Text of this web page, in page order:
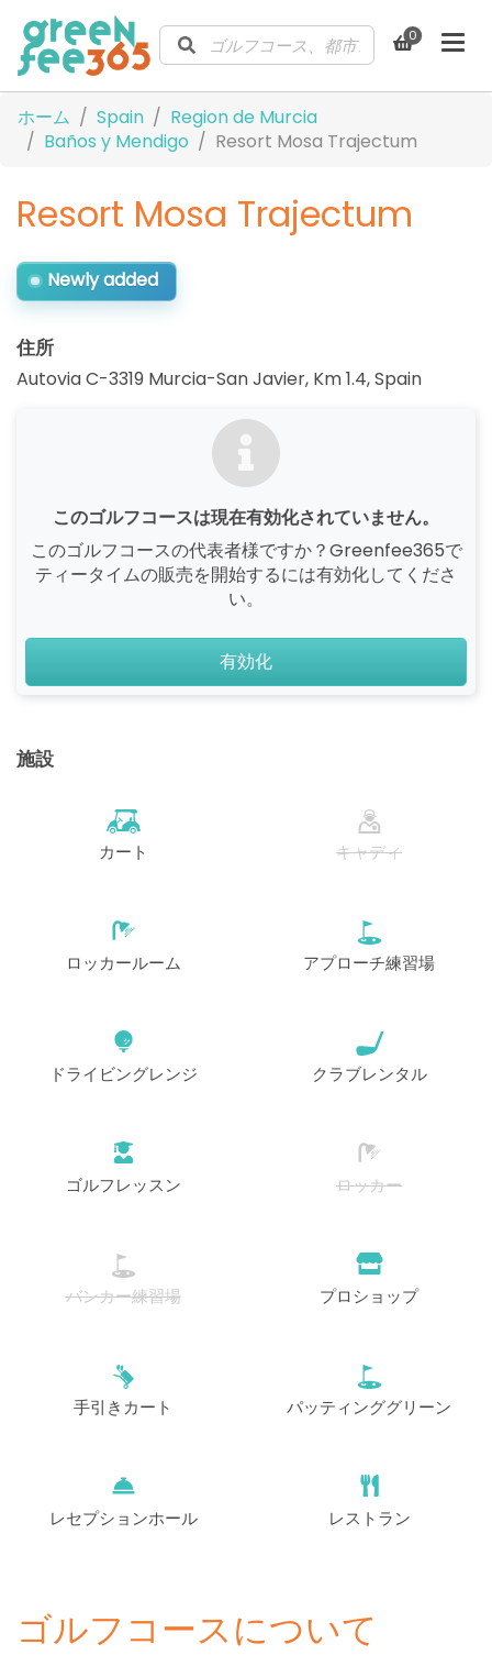
0
ホーム Spain
Region de Murcia
Baños y Mendigo
Resort Mosa Trajectum
Resort Mosa Trajectum
Newly added
住所
Autovia C-3319 Murcia-San Javier, Km 1.4,Spain
このゴルフコースは現在有効化されていません。
このゴルフコースの代表者様ですか？Greenfee365で
ティータイムの販売を開始するには有効化してくださ
い。
有効化
施設
カート キャディ
ロッカールーム アプローチ練習場
ドライビングレンジ クラブレンタル
ゴルフレッスン ロッカー
バンカー練習場 プロショップ
手引きカート パッティンググリーン
レセプションホール レストラン
ゴルフコースについて